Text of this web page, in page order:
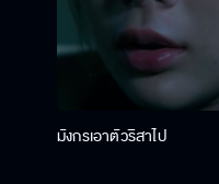
มังกรเอาตัวริสาไป